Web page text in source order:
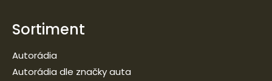
Sortiment
Autorádia
Autorádia dle značky auta